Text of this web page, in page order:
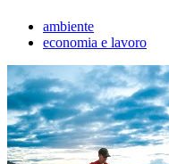
ambiente
economia e lavoro